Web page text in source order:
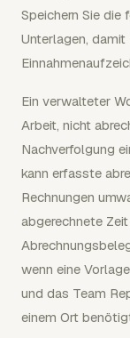
Speichern Sie die
Unterlagen,
Ein verwalteter
Arbeit, nicht
Nachverfolgung
kann erfasste
Rechnungen
abgerechnete
wenn eine
und das Team
einem Ort